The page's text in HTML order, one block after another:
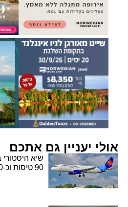
אולי יעניין גם אתכם
שיא
90 טיסות וכ-14,000 נוסעים ביום אחד